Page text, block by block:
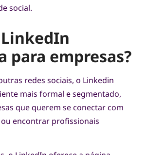
social.
para empresas?
redes sociais, o Linkedin
mais formal e segmentado,
que querem se conectar com
encontrar profissionais